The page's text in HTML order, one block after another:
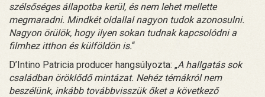
szélsőséges állapotba kerül, és nem lehet mellette
megmaradni. Mindkét oldallal nagyon tudok azonosulni.
Nagyon örülök, hogy ilyen sokan tudnak kapcsolódni a
filmhez itthon és külföldön is.“
D’Intino Patricia producer hangsúlyozta: „A hallgatás sok
családban öröklődő mintázat. Nehéz témákról nem
beszélünk, inkább továbbvisszük őket a következő